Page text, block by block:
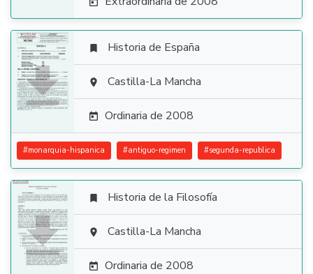

 Historia de España
 Castilla-La Mancha
 Ordinaria de 2008
#monarquia-hispanica #antiguo-regimen #segunda-republica

 Historia de la Filosofía
 Castilla-La Mancha
 Ordinaria de 2008